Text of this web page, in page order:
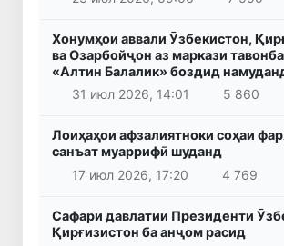
Хонумҳои аввали Ӯзбекистон,
ва Озарбойҷон аз маркази
«Алтин Балалик» боздид
31 июл 2026, 14:01
5 860
Лоиҳаҳои афзалиятноки соҳаи
санъат муаррифӣ шуданд
17 июл 2026, 17:20
4 769
Сафари давлатии Президенти
Қирғизистон ба анҷом расид